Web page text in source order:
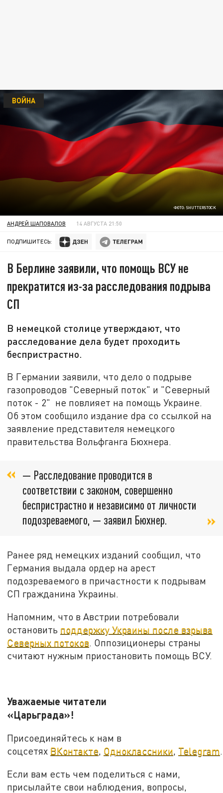
ФОТО: SHUTTERSTOCK
ВОЙНА
АНДРЕЙ ШАПОВАЛОВ 14 АВГУСТА 21:50
ПОДПИШИТЕСЬ:
В Берлине заявили, что помощь ВСУ не
прекратится из-за расследования подрыва
СП
В немецкой столице утверждают, что
расследование дела будет проходить
беспристрастно.
В Германии заявили, что дело о подрыве
газопроводов "Северный поток" и "Северный
поток - 2" не повлияет на помощь Украине.
Об этом сообщило издание dpa со ссылкой на
заявление представителя немецкого
правительства Вольфганга Бюхнера.
— Расследование проводится в
соответствии с законом, совершенно
беспристрастно и независимо от личности
подозреваемого, — заявил Бюхнер.
Ранее ряд немецких изданий сообщил, что
Германия выдала ордер на арест
подозреваемого в причастности к подрывам
СП гражданина Украины.
Напомним, что в Австрии потребовали
остановить поддержку Украины после взрыва
Северных потоков. Оппозиционеры страны
считают нужным приостановить помощь ВСУ.
Уважаемые читатели
«Царьграда»!
Присоединяйтесь к нам в
соцсетях ВКонтакте, Одноклассники, Telegram.
Если вам есть чем поделиться с нами,
присылайте свои наблюдения, вопросы,